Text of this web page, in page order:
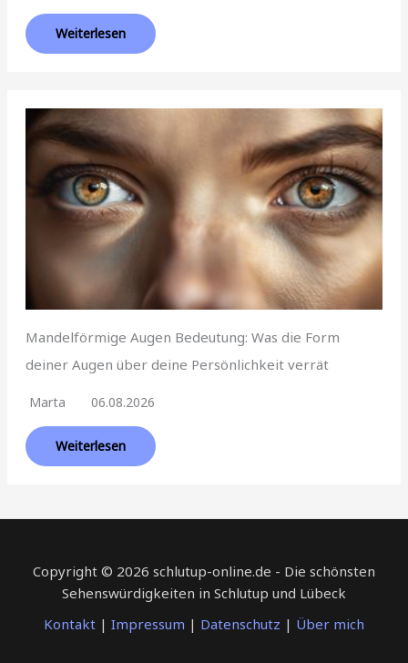
Weiterlesen
Mandelförmige Augen Bedeutung: Was die Form
deiner Augen über deine Persönlichkeit verrät
Marta 06.08.2026
Weiterlesen
Copyright © 2026 schlutup-online.de - Die schönsten
Sehenswürdigkeiten in Schlutup und Lübeck
Kontakt | Impressum | Datenschutz | Über mich